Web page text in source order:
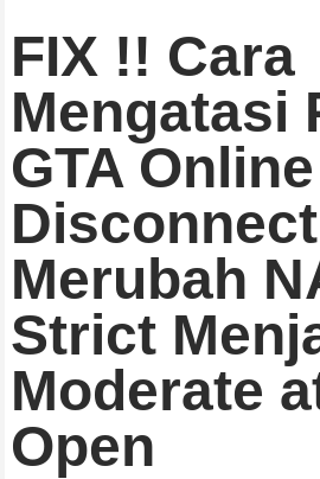
FIX !! Cara
Mengatasi
GTA
Merubah
Strict
Moderate
Open